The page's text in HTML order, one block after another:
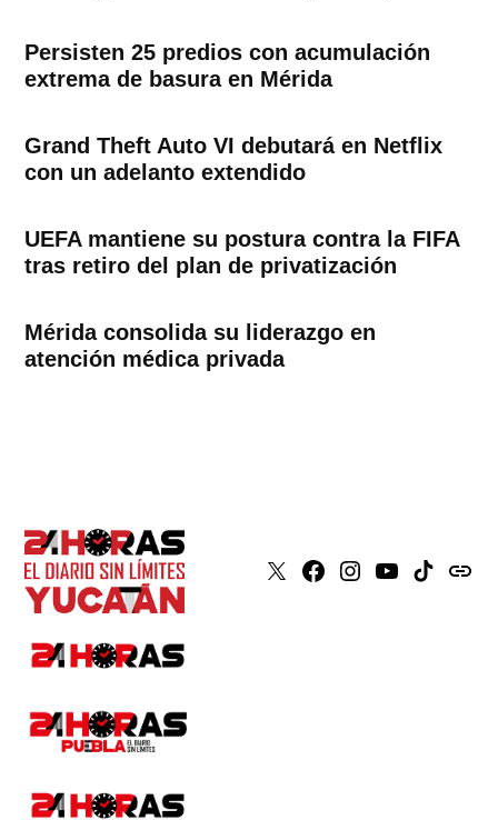
Persisten 25 predios con acumulación
extrema de basura en Mérida
Grand Theft Auto VI debutará en Netflix
con un adelanto extendido
UEFA mantiene su postura contra la FIFA
tras retiro del plan de privatización
Mérida consolida su liderazgo en
atención médica privada
X Faceboook
Instagram
YoutubeTiktokissuu